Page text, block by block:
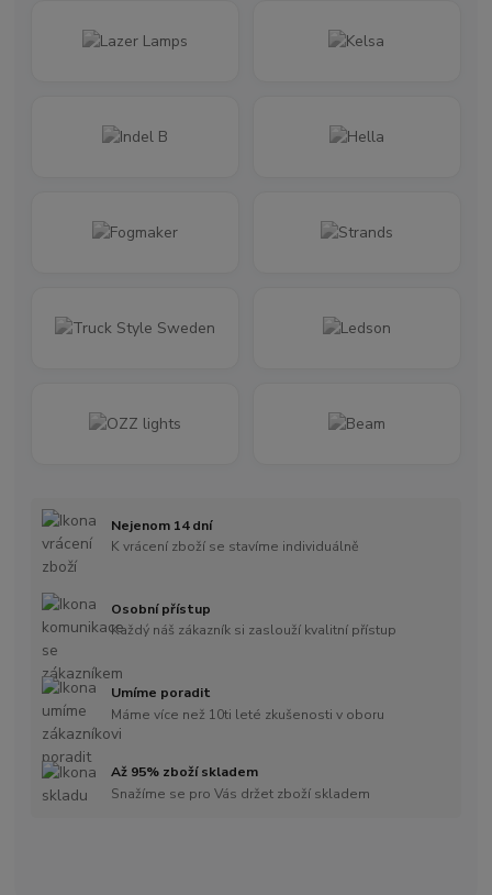
Nejenom 14 dní
K vrácení zboží se stavíme individuálně
Osobní přístup
Každý náš zákazník si zaslouží kvalitní přístup
Umíme poradit
Máme více než 10ti leté zkušenosti v oboru
Až 95% zboží skladem
Snažíme se pro Vás držet zboží skladem